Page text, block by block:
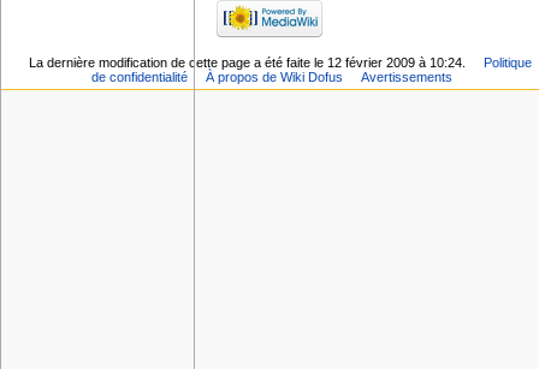
La dernière modification de cette page a été faite le 12 février 2009 à 10:24.
Politique
de confidentialité
À propos de Wiki Dofus Avertissements